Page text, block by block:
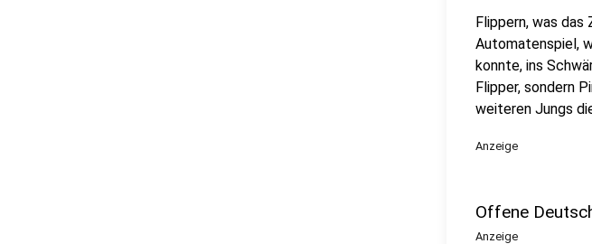
Flippern, was das
Automatenspiel,
konnte, ins
Flipper, sondern
weiteren Jungs
Anzeige
Offene
Anzeige